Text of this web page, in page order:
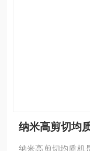
纳米高剪切均
纳米高剪切均质机